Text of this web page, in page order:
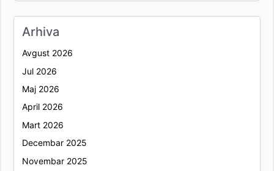
Arhiva
Avgust 2026
Jul 2026
Maj 2026
April 2026
Mart 2026
Decembar 2025
Novembar 2025